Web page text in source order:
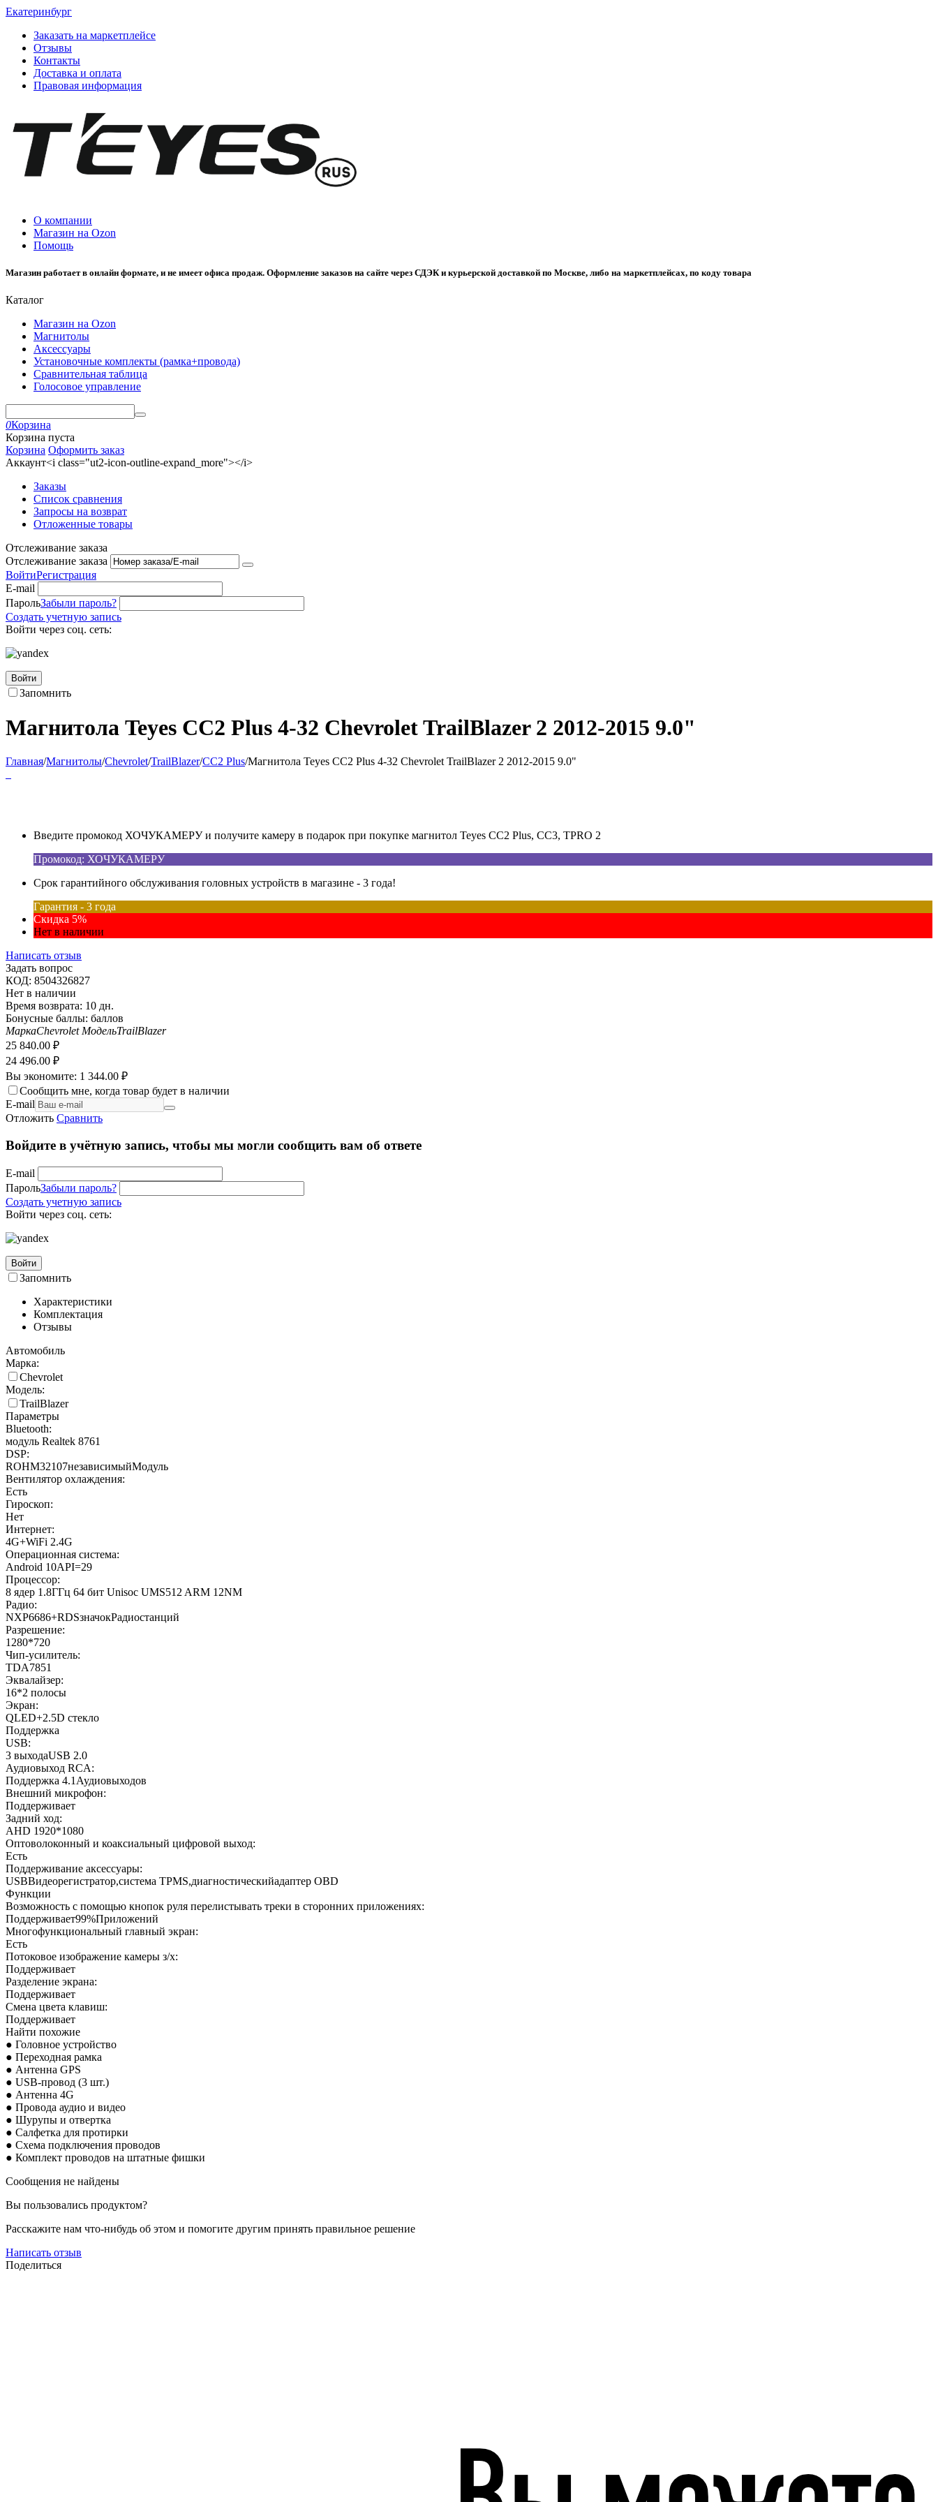
Екатеринбург
Заказать на маркетплейсе
Отзывы
Контакты
Доставка и оплата
Правовая информация
О компании
Магазин на Ozon
Помощь
Магазин работает в онлайн формате, и не имеет офиса продаж. Оформление заказов на сайте через СДЭК и курьерской доставкой по Москве, либо на маркетплейсах, по коду товара
Каталог
Магазин на Ozon
Магнитолы
Аксессуары
Установочные комплекты (рамка+провода)
Сравнительная таблица
Голосовое управление
0Корзина
Корзина пуста
Корзина Оформить заказ
Аккаунт<i class="ut2-icon-outline-expand_more"></i>
Заказы
Список сравнения
Запросы на возврат
Отложенные товары
Отслеживание заказа
Отслеживание заказа
ВойтиРегистрация
E-mail
ПарольЗабыли пароль?
Создать учетную запись
Войти через соц. сеть:
Войти
Запомнить
Магнитола Teyes CC2 Plus 4-32 Chevrolet TrailBlazer 2 2012-2015 9.0"
Главная/Магнитолы/Chevrolet/TrailBlazer/CC2 Plus/Магнитола Teyes CC2 Plus 4-32 Chevrolet TrailBlazer 2 2012-2015 9.0"
Введите промокод ХОЧУКАМЕРУ и получите камеру в подарок при покупке магнитол Teyes CC2 Plus, CC3, TPRO 2
Промокод: ХОЧУКАМЕРУ
Срок гарантийного обслуживания головных устройств в магазине - 3 года!
Гарантия - 3 года
Скидка 5%
Нет в наличии
Написать отзыв
Задать вопрос
КОД: 8504326827
Нет в наличии
Время возврата: 10 дн.
Бонусные баллы: баллов
МаркаChevrolet МодельTrailBlazer
25 840.00 ₽
24 496.00 ₽
Вы экономите: 1 344.00 ₽
Сообщить мне, когда товар будет в наличии
E-mail
Отложить Сравнить
Войдите в учётную запись, чтобы мы могли сообщить вам об ответе
E-mail
ПарольЗабыли пароль?
Создать учетную запись
Войти через соц. сеть:
Войти
Запомнить
Характеристики
Комплектация
Отзывы
Автомобиль
Марка:
Chevrolet
Модель:
TrailBlazer
Параметры
Bluetooth:
модуль Realtek 8761
DSP:
ROHM32107независимыйМодуль
Вентилятор охлаждения:
Есть
Гироскоп:
Нет
Интернет:
4G+WiFi 2.4G
Операционная система:
Android 10API=29
Процессор:
8 ядер 1.8ГГц 64 бит Unisoc UMS512 ARM 12NM
Радио:
NXP6686+RDSзначокРадиостанций
Разрешение:
1280*720
Чип-усилитель:
TDA7851
Эквалайзер:
16*2 полосы
Экран:
QLED+2.5D стекло
Поддержка
USB:
3 выходаUSB 2.0
Аудиовыход RCA:
Поддержка 4.1Аудиовыходов
Внешний микрофон:
Поддерживает
Задний ход:
AHD 1920*1080
Оптоволоконный и коаксиальный цифровой выход:
Есть
Поддерживание аксессуары:
USBВидеорегистратор,система TPMS,диагностическийадаптер OBD
Функции
Возможность с помощью кнопок руля перелистывать треки в сторонних приложениях:
Поддерживает99%Приложений
Многофункциональный главный экран:
Есть
Потоковое изображение камеры з/х:
Поддерживает
Разделение экрана:
Поддерживает
Смена цвета клавиш:
Поддерживает
Найти похожие
● Головное устройство
● Переходная рамка
● Антенна GPS
● USB-провод (3 шт.)
● Антенна 4G
● Провода аудио и видео
● Шурупы и отвертка
● Салфетка для протирки
● Схема подключения проводов
● Комплект проводов на штатные фишки
Сообщения не найдены
Вы пользовались продуктом?
Расскажите нам что-нибудь об этом и помогите другим принять правильное решение
Написать отзыв
Поделиться